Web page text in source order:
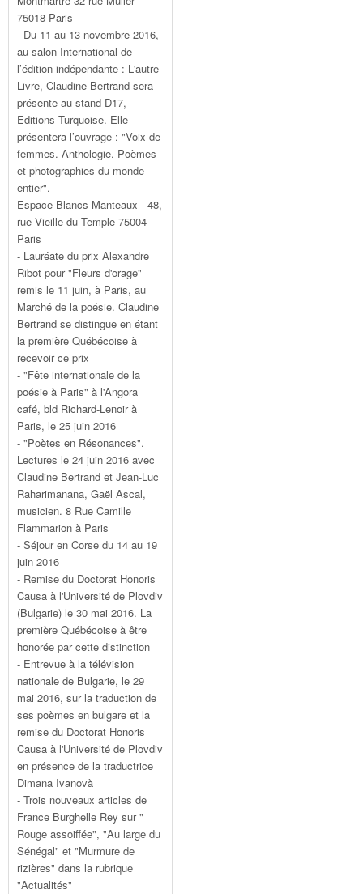
75018 Paris
- Du 11 au 13 novembre 2016,
au salon International de
l’édition indépendante : L'autre
Livre, Claudine Bertrand sera
présente au stand D17,
Editions Turquoise. Elle
présentera l’ouvrage : "Voix de
femmes. Anthologie. Poèmes
et photographies du monde
entier".
Espace Blancs Manteaux - 48,
rue Vieille du Temple 75004
Paris
- Lauréate du prix Alexandre
Ribot pour "Fleurs d'orage"
remis le 11 juin, à Paris, au
Marché de la poésie. Claudine
Bertrand se distingue en étant
la première Québécoise à
recevoir ce prix
- "Fête internationale de la
poésie à Paris" à l'Angora
café, bld Richard-Lenoir à
Paris, le 25 juin 2016
- "Poètes en Résonances".
Lectures le 24 juin 2016 avec
Claudine Bertrand et Jean-Luc
Raharimanana, Gaël Ascal,
musicien. 8 Rue Camille
Flammarion à Paris
- Séjour en Corse du 14 au 19
juin 2016
- Remise du Doctorat Honoris
Causa à l'Université de Plovdiv
(Bulgarie) le 30 mai 2016. La
première Québécoise à être
honorée par cette distinction
- Entrevue à la télévision
nationale de Bulgarie, le 29
mai 2016, sur la traduction de
ses poèmes en bulgare et la
remise du Doctorat Honoris
Causa à l'Université de Plovdiv
en présence de la traductrice
Dimana Ivanovà
- Trois nouveaux articles de
France Burghelle Rey sur "
Rouge assoiffée", "Au large du
Sénégal" et "Murmure de
rizières" dans la rubrique
"Actualités"